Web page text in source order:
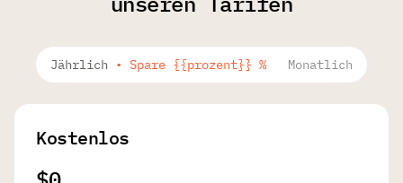
Jährlich • Spare {{prozent}} % Monatlich
Kostenlos